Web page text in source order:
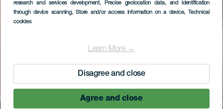
research and services development, Precise geolocation data, and identification
through device scanning, Store and/or access information on a device, Technical
cookies
Learn More →
Disagree and close
Agree and close